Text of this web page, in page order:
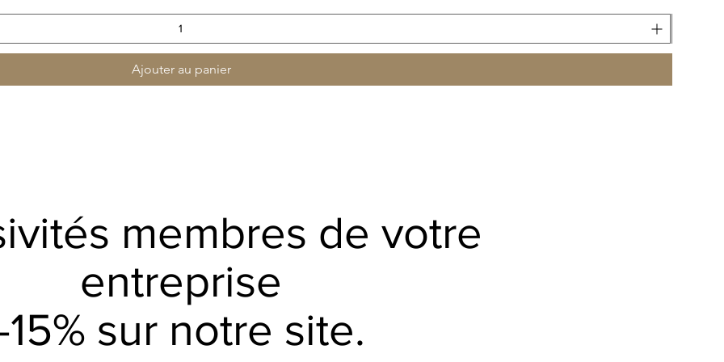
Ajouter au panier
membres de votre
entreprise
15% sur notre site.